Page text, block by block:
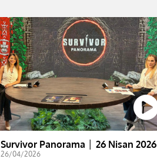
Survivor Panorama │ 26 Nisan 2026
26/04/2026